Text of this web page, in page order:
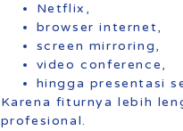
Netflix,
browser internet,
screen mirroring,
video conference,
hingga presentasi
Karena fiturnya lebih
profesional.